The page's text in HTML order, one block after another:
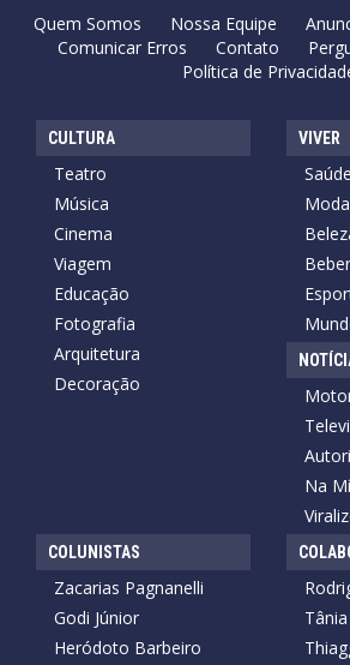
Quem Somos Nossa Equipe
Comunicar Erros
Contato
Política de
CULTURA
Teatro
Música
Cinema
Viagem
Educação
Fotografia
Arquitetura
Decoração
VIVER
Saúde
Moda
Na
COLUNISTAS
Zacarias Pagnanelli
Godi Júnior
Heródoto Barbeiro